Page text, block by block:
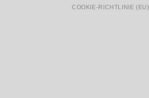
COOKIE-RICHTLINIE (EU)